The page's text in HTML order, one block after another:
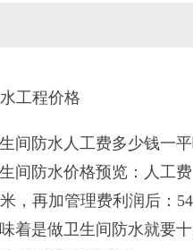
工程价格
防水人工费多少钱一平
防水价格预览：人工费
，再加管理费利润后：
是做卫生间防水就要十